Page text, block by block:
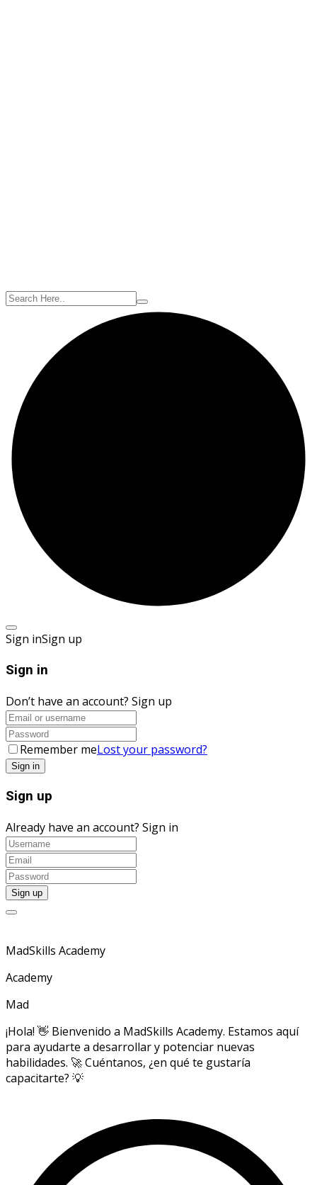
Sign inSign up
Sign in
Don’t have an account? Sign up
Remember meLost your password?
Sign up
Already have an account? Sign in
MadSkills Academy
Academy
Mad
¡Hola! 👋 Bienvenido a MadSkills Academy. Estamos aquí
para ayudarte a desarrollar y potenciar nuevas
habilidades. 🚀 Cuéntanos, ¿en qué te gustaría
capacitarte? 💡